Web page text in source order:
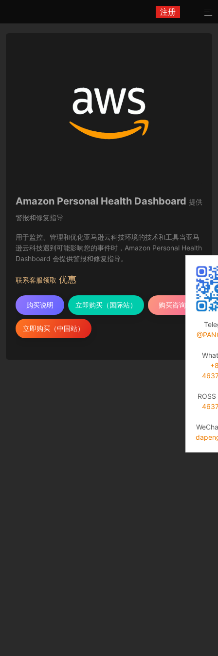
注册 
Amazon Personal Health Dashboard 提供
警报和修复指导
用于监控、管理和优化亚马逊云科技环境的技术和工具当亚马
逊云科技遇到可能影响您的事件时，Amazon Personal Health
Dashboard 会提供警报和修复指导。
联系客服领取 优惠
购买说明 立即购买（国际站） 购买咨询
立即购买（中国站）